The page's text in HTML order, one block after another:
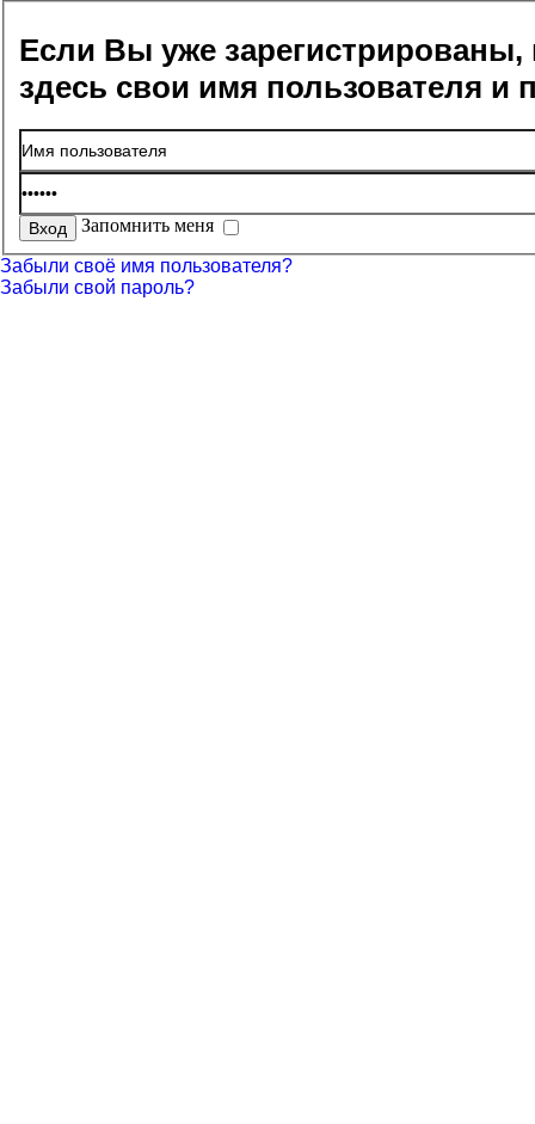
Если Вы уже зарегистрированы,
здесь свои имя пользователя и
Запомнить меня
Забыли своё имя пользователя?
Забыли свой пароль?